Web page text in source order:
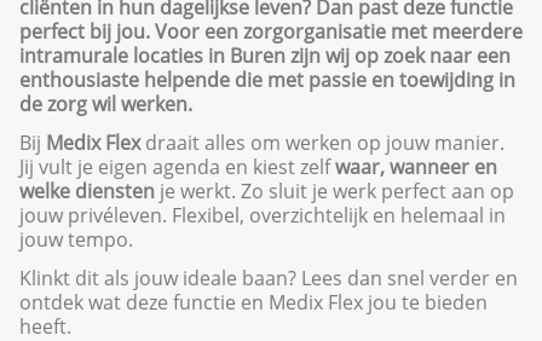
cliënten in hun dagelijkse leven? Dan past deze functie
perfect bij jou. Voor een zorgorganisatie met meerdere
intramurale locaties in Buren zijn wij op zoek naar een
enthousiaste helpende die met passie en toewijding in
de zorg wil werken.
Bij Medix Flex draait alles om werken op jouw manier.
Jij vult je eigen agenda en kiest zelfwaar, wanneer en
welke diensten je werkt. Zo sluit je werk perfect aan op
jouw privéleven. Flexibel, overzichtelijk en helemaal in
jouw tempo.
Klinkt dit als jouw ideale baan? Lees dan snel verder en
ontdek wat deze functie en Medix Flex jou te bieden
heeft.